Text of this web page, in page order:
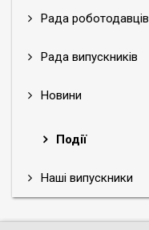
Рада роботодавців
Рада випускників
Новини
Події
Наші випускники